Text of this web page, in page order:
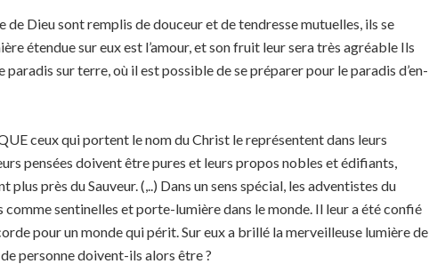
de Dieu sont remplis de douceur et de tendresse mutuelles, ils se
étendue sur eux est l’amour, et son fruit leur sera très agréable Ils
paradis sur terre, où il est possible de se préparer pour le paradis d’en-
ceux qui portent le nom du Christ le représentent dans leurs
pensées doivent être pures et leurs propos nobles et édifiants,
plus près du Sauveur. (,..) Dans un sens spécial, les adventistes du
sentinelles et porte-lumière dans le monde. Il leur a été confié
pour un monde qui périt. Sur eux a brillé la merveilleuse lumière de
personne doivent-ils alors être ?